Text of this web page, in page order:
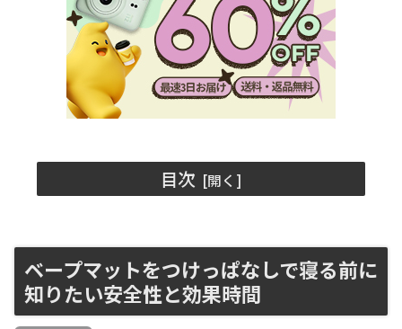
目次
ベープマットをつけっぱなしで寝る前に
知りたい安全性と効果時間